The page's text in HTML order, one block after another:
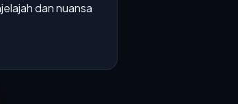
dan nuansa